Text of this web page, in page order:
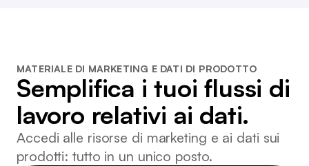
MATERIALE DI MARKETING E DATI DI PRODOTTO
Semplifica i tuoi flussi di
lavoro relativi ai dati.
Accedi alle risorse di marketing e ai dati sui
prodotti: tutto in un unico posto.